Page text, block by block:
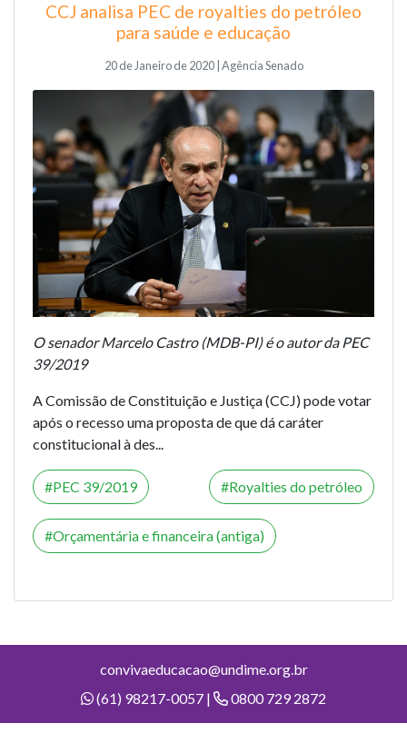
CCJ analisa PEC de royalties do petróleo
para saúde e educação
20 de Janeiro de 2020 | Agência Senado
O senador Marcelo Castro (MDB-PI) é o autor da PEC
39/2019
A Comissão de Constituição e Justiça (CCJ) pode votar
após o recesso uma proposta de que dá caráter
constitucional à des...
PEC 39/2019 Royalties do petróleo
Orçamentária e financeira (antiga)
convivaeducacao@undime.org.br
(61) 98217-0057 |
0800 729 2872